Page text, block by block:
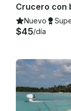
Nuevo
$45/día